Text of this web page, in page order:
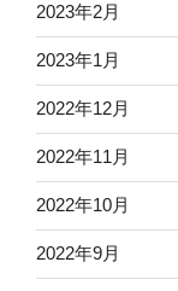
2023年2月
2023年1月
2022年12月
2022年11月
2022年10月
2022年9月